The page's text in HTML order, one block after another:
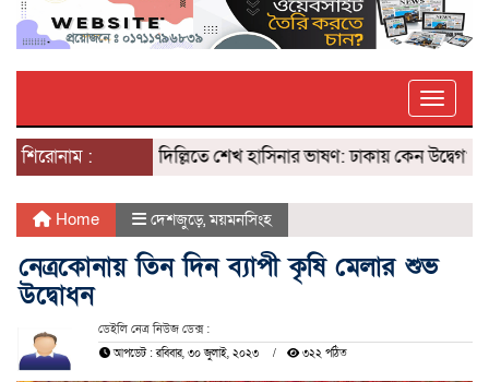
শিরোনাম : দিল্লিতে শেখ হাসিনার ভাষণ: ঢাকায় কেন উদ্বেগ? ৫
Home দেশজুড়ে,ময়মনসিংহ
নেত্রকোনায় তিন দিন ব্যাপী কৃষি মেলার শুভ
উদ্বোধন
ডেইলি নেত্র নিউজ ডেক্স :
আপডেট : রবিবার, ৩০ জুলাই, ২০২৩ ৩২২ পঠিত